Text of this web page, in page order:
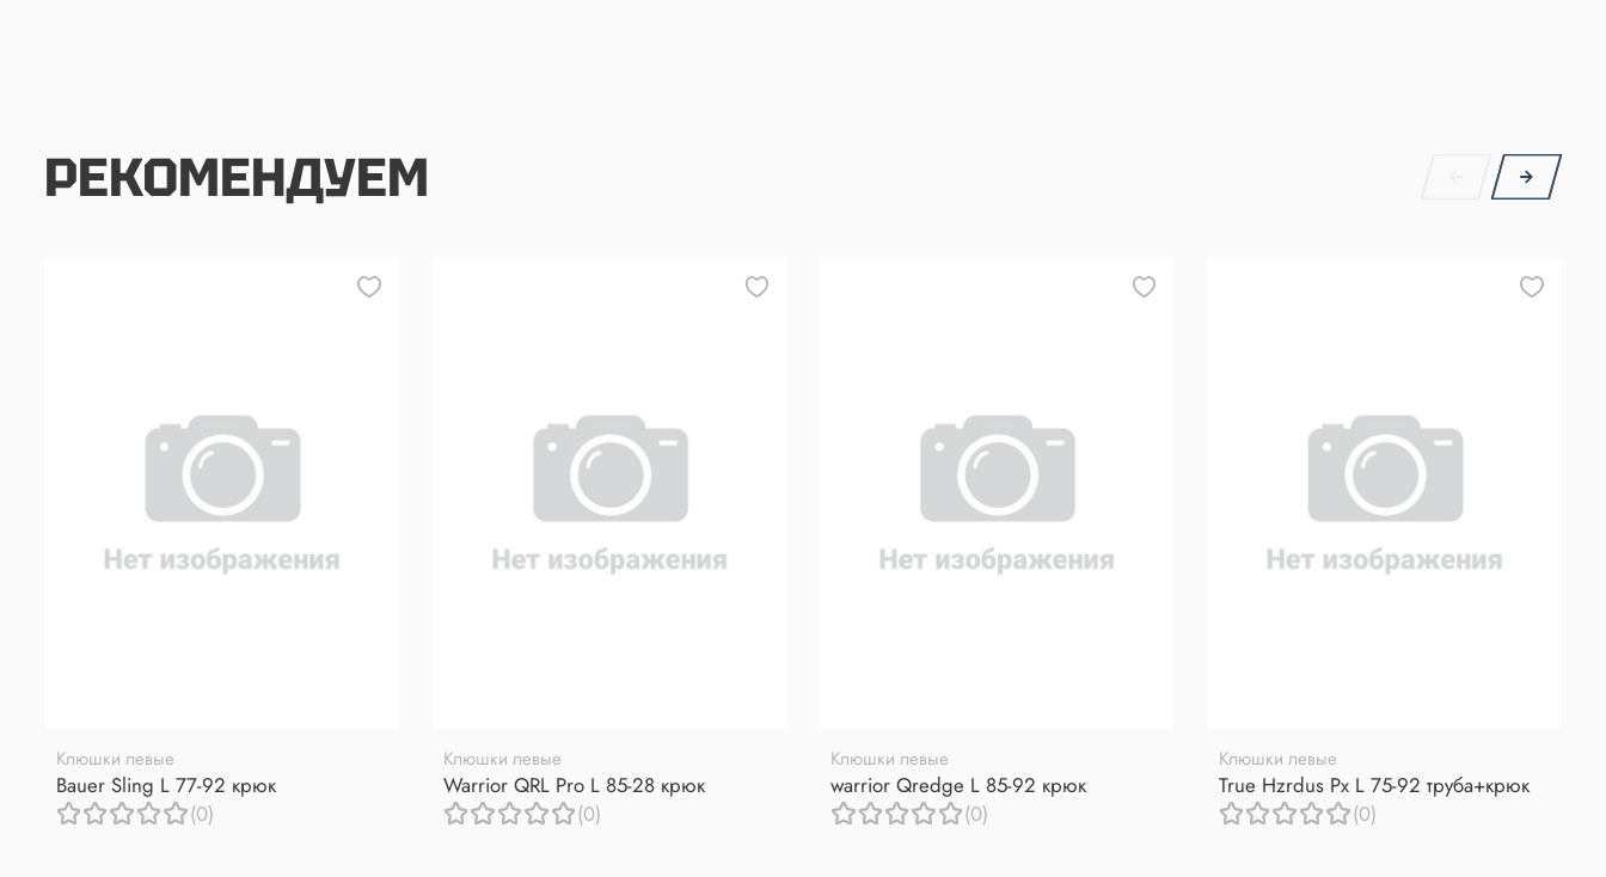
РЕКОМЕНДУЕМ
Клюшки левые
Bauer Sling L 77-92 крюк
(0)
Клюшки левые
Warrior QRL Pro L 85-28 крюк
(0)
Клюшки левые
warrior Qredge L 85-92 крюк
(0)
Клюшки левые
True Hzrdus Px L 75-92 труба+крюк
(0)